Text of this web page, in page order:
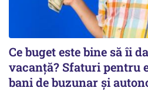
Ce buget este bine să îi
vacanță? Sfaturi pentru
bani de buzunar și